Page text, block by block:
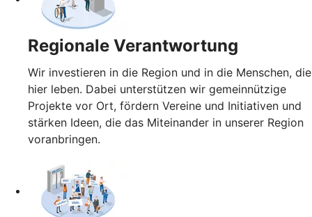
Regionale Verantwortung
Wir investieren in die Region und in die Menschen, die
hier leben. Dabei unterstützen wir gemeinnützige
Projekte vor Ort, fördern Vereine und Initiativen und
stärken Ideen, die das Miteinander in unserer Region
voranbringen.